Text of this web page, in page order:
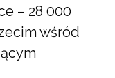
– 28 000
wśród